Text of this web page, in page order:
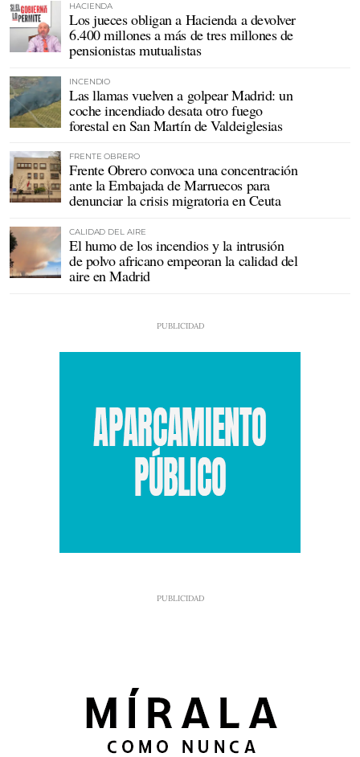
HACIENDA
Los jueces obligan a Hacienda a devolver
6.400 millones a más de tres millones de
pensionistas mutualistas
INCENDIO
Las llamas vuelven a golpear Madrid: un
coche incendiado desata otro fuego
forestal en San Martín de Valdeiglesias
FRENTE OBRERO
Frente Obrero convoca una concentración
ante la Embajada de Marruecos para
denunciar la crisis migratoria en Ceuta
CALIDAD DEL AIRE
El humo de los incendios y la intrusión
de polvo africano empeoran la calidad del
aire en Madrid